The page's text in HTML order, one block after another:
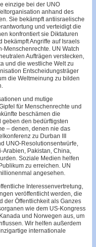
einzige bei der UNO
anhand des
Sie bekämpft antiisraelische
und verteidigt die
konfrontiert sie Diktaturen
bekämpft Angriffe auf Israels
Menschenrechte. UN Watch
Aufträgen verstecken,
und die westliche Welt zu
Entscheidungsträger
die Weltmeinung zu bilden
und mutige
für Menschenrechte und
beschämen die
geben den bedürftigsten
– denen, denen nie das
zu Durban III
UNO-Resolutionsentwürfe,
Arabien, Pakistan, China,
Soziale Medien helfen
zu erreichen. UN
angesehen.
Interessenvertretung,
veröffentlicht werden, die
der Öffentlichkeit als Ganzes
wie dem US-Kongress
und Norwegen aus, um
Wir helfen außerdem
internationale